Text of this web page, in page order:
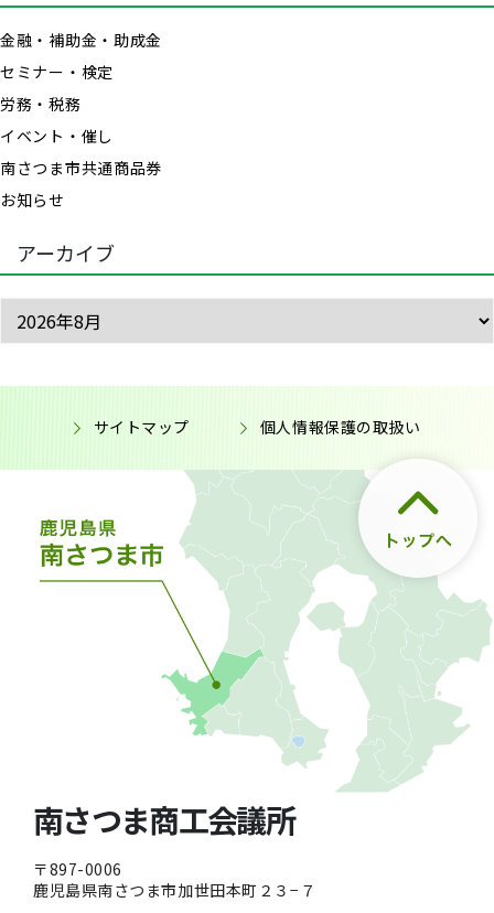
金融・補助金・助成金
セミナー・検定
労務・税務
イベント・催し
南さつま市共通商品券
お知らせ
アーカイブ
サイトマップ 個人情報保護の取扱い
南さつま商工会議所
〒897-0006
鹿児島県南さつま市加世田本町２３−７